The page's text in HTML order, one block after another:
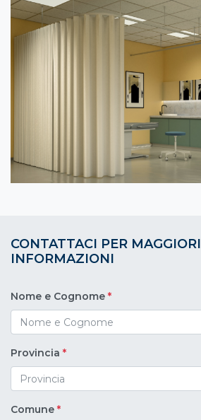
CONTATTACI PER MAGGIORI
INFORMAZIONI
Nome e Cognome *
Provincia *
Comune *